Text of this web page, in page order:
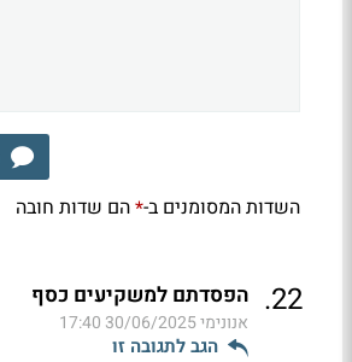
השדות המסומנים ב-*הם שדות חובה
22
. הפסדתם למשקיעים כסף
אנונימי30/06/2025 17:40
הגב לתגובה זו